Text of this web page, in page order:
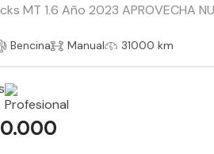
MT 1.6 Año 2023 APROVECHA
Bencina Manual 31000 km